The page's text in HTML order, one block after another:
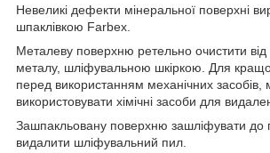
Невеликі дефекти мінеральної поверхні
шпаклівкою Farbex.
Металеву поверхню ретельно очистити від
металу, шліфувальною шкіркою. Для
перед використанням механічних засобів,
використовувати хімічні засоби для
Зашпакльовану поверхню зашліфувати до
видалити шліфувальний пил.